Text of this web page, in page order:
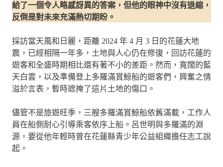
給了一個令人略感訝異的答案，但他的眼神中沒有退縮，
反倒是對未來充滿熱切期盼。
採訪當天風和日麗，距離 2024 年 4 月 3 日的花蓮大地
震，已經相隔一年多，土地與人心仍在修復，回訪花蓮的
遊客和全盛時期相比還有著不小的差距。然而，寬闊的藍
天白雲，以及準備登上多羅滿賞鯨船的遊客們，興奮之情
溢於言表，暫時遮掩了這片土地的傷口。
儘管不是旅遊旺季，三艘多羅滿賞鯨船依舊滿載，工作人
員在船側耐心引導乘客依序上船。呂世明與多羅滿的淵
源，要從他年輕時曾在花蓮縣青少年公益組織擔任志工說
起。